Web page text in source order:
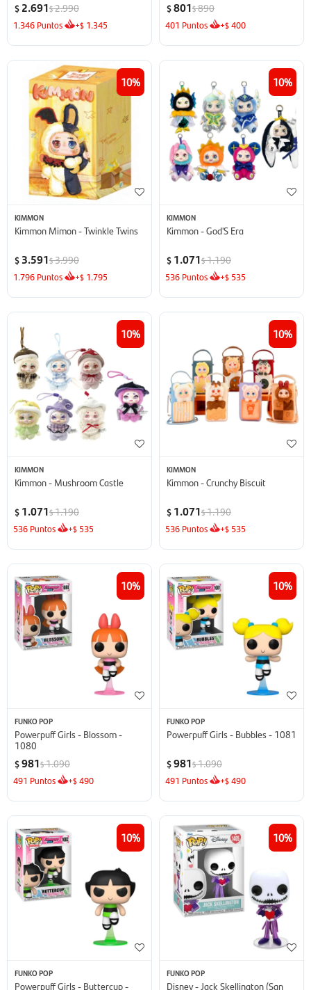
$2.691$2.990
1.346 Puntos +$ 1.345
$801$890
401 Puntos +$400
10
KIMMON
Kimmon Mimon - Twinkle Twins
$ 3.591$3.990
1.796 Puntos +$ 1.795
10
KIMMON
Kimmon - God'S Era
$ 1.071$1.190
536 Puntos +$535
10
KIMMON
Kimmon - Mushroom Castle
$ 1.071$1.190
536 Puntos +$535
10
KIMMON
Kimmon - Crunchy Biscuit
$ 1.071$1.190
536 Puntos +$535
10
FUNKO POP
Powerpuff Girls - Blossom -
1080
$981$1.090
491 Puntos +$490
10
FUNKO POP
Powerpuff Girls - Bubbles - 1081
$981$1.090
491 Puntos +$490
10
FUNKO POP
Powerpuff Girls - Buttercup -
10
FUNKO POP
Disney - Jack Skellington (San